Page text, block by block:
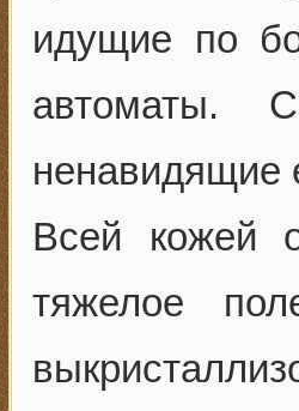
идущие по
автоматы.
Всей кожей
тяжелое